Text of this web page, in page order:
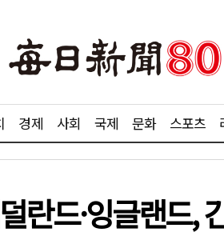
경제 사회 국제 문화 스포츠
란드·잉글랜드,